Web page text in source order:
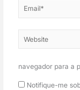
Email*
Website
navegador para a
Notifique-me